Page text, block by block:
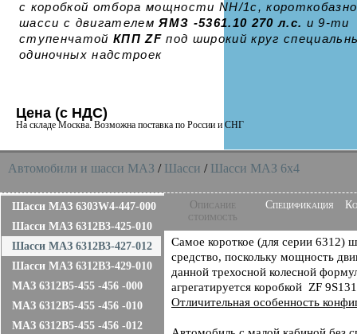
с коробкой отбора мощности NH/1c,
шасси с двигателемЯМЗ -5361.10 270 л.с. и 9-ти
ступенчатойКПП ZF под широкий круг
одиночных надстроек
Цена (с НДС)
На складе Москва. Возможна поставка по России и СНГ
Автомобили и шасси MAЗ / Шасси / Шасси МАЗ 6x4
Шасси МАЗ 6303W4-447-000
Шасси МАЗ 6312B3-425-010
Шасси МАЗ 6312B3-427-012
Шасси МАЗ 6312B3-429-010
МАЗ 6312B5-455 -456 -000
МАЗ 6312B5-455 -456 -010
МАЗ 6312B5-455 -456 -012
Описание
стоимость
Спецификация
Самое короткое (для серии 6312)
средство, поскольку мощность
данной трехосной колесной
агрегатируется коробкой ZF
Отличительная особенность